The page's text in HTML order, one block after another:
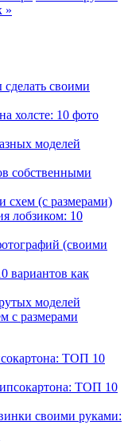
»
своими
холсте: 10 фото
моделей
собственными
схем (с размерами)
лобзиком: 10
(своими
вариантов как
моделей
с размерами
ТОП 10
своими руками: